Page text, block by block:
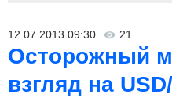
12.07.2013 09:30 21
Осторожный
взгляд на